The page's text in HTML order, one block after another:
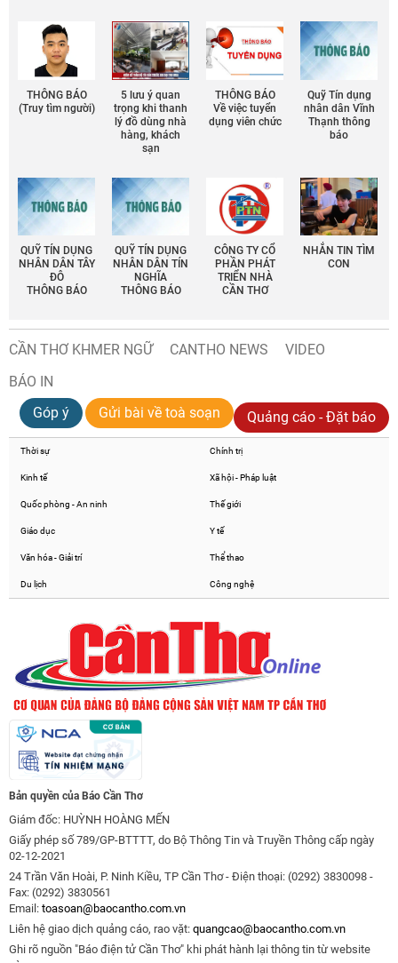
THÔNG BÁO
(Truy tìm người)
5 lưu ý quan
trọng khi thanh
lý đồ dùng nhà
hàng, khách
sạn
THÔNG BÁO
Về việc tuyển
dụng viên chức
Quỹ Tín dụng
nhân dân Vĩnh
Thạnh thông
báo
QUỸ TÍN DỤNG
NHÂN DÂN TÂY
ĐÔ
THÔNG BÁO
QUỸ TÍN DỤNG
NHÂN DÂN TÍN
NGHĨA
THÔNG BÁO
CÔNG TY CỔ
PHẦN PHÁT
TRIỂN NHÀ
CẦN THƠ
NHẮN TIN TÌM
CON
CẦN THƠ KHMER NGỮ CANTHO NEWS
VIDEO
BÁO IN
Góp ý
Gửi bài về toà soạn Quảng cáo - Đặt báo
Thời sự Chính trị
Kinh tế Xã hội - Pháp luật
Quốc phòng - An ninh Thế giới
Giáo dục Y tế
Văn hóa - Giải trí Thể thao
Du lịch Công nghệ
Bản quyền của Báo Cần Thơ
Giám đốc: HUỲNH HOÀNG MẾN
Giấy phép số 789/GP-BTTTT, do Bộ Thông Tin và Truyền Thông cấp ngày
02-12-2021
24 Trần Văn Hoài, P. Ninh Kiều, TP Cần Thơ - Điện thoại: (0292) 3830098 -
Fax: (0292) 3830561
Email: toasoan@baocantho.com.vn
Liên hệ giao dịch quảng cáo, rao vặt: quangcao@baocantho.com.vn
Ghi rõ nguồn "Báo điện tử Cần Thơ" khi phát hành lại thông tin từ website